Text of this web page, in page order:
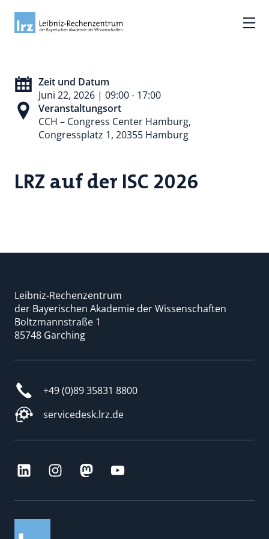
Zeit und Datum
Juni 22, 2026 | 09:00 - 17:00
Veranstaltungsort
CCH – Congress Center Hamburg,
Congressplatz 1, 20355 Hamburg
LRZ auf der ISC 2026
Leibniz-Rechenzentrum
der Bayerischen Akademie der Wissenschaften
Boltzmannstraße 1
85748 Garching
+49 (0)89 35831 8800
servicedesk.lrz.de